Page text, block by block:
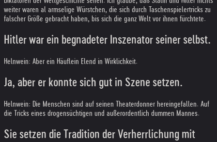
weiter waren al armselige Würstchen, die sich durch Taschenspielertricks zu
falscher Größe gebracht haben, bis sich die ganz Welt vor ihnen fürchtete.
Hitler war ein begnadeter Inszenator seiner selbst.
Helnwein: Aber ein Häuflein Elend in Wirklichkeit.
Ja, aber er konnte sich gut in Szene setzen.
Helnwein: Die Menschen sind auf seinen Theaterdonner hereingefallen. Auf
die Tricks eines drogensüchtigen und außerordentlich dummen Mannes.
Sie setzen die Tradition der Verherrlichung mit